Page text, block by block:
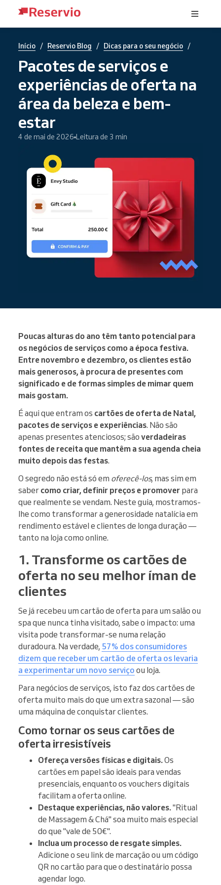
Início / Reservio Blog / Dicas para o seu negócio /
Pacotes de serviços e
experiências de oferta na
área da beleza e bem-
estar
4 de mai de 2026 Leitura de 3 min
Poucas alturas do ano têm tanto potencial para
os negócios de serviços como a época festiva.
Entre novembro e dezembro, os clientes estão
mais generosos, à procura de presentes com
significado e de formas simples de mimar quem
mais gostam.
É aqui que entram os cartões de oferta de Natal,
pacotes de serviços e experiências. Não são
apenas presentes atenciosos; são verdadeiras
fontes de receita que mantêm a sua agenda cheia
muito depois das festas.
O segredo não está só em oferecê-los, mas sim em
saber como criar, definir preços e promover para
que realmente se vendam. Neste guia, mostramos-
lhe como transformar a generosidade natalícia em
rendimento estável e clientes de longa duração —
tanto na loja como online.
1. Transforme os cartões de
oferta no seu melhor íman de
clientes
Se já recebeu um cartão de oferta para um salão ou
spa que nunca tinha visitado, sabe o impacto: uma
visita pode transformar-se numa relação
duradoura. Na verdade, 57% dos consumidores
dizem que receber um cartão de oferta os levaria
a experimentar um novo serviço ou loja.
Para negócios de serviços, isto faz dos cartões de
oferta muito mais do que um extra sazonal — são
uma máquina de conquistar clientes.
Como tornar os seus cartões de
oferta irresistíveis
Ofereça versões físicas e digitais.Os
cartões em papel são ideais para vendas
presenciais, enquanto os vouchers digitais
facilitam a oferta online.
Destaque experiências, não valores."Ritual
de Massagem & Chá" soa muito mais especial
do que "vale de 50€".
Inclua um processo de resgate simples.
Adicione o seu link de marcação ou um código
QR no cartão para que o destinatário possa
agendar logo.